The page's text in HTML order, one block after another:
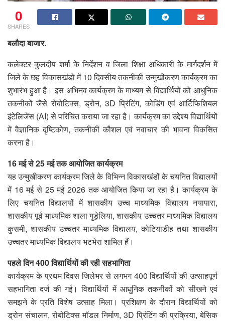
0
SHARES
बलौदा बाजार.
कलेक्टर कुलदीप शर्मा के निर्देशन व जिला शिक्षा अधिकारी के मार्गदर्शन में
जिले के छह विकासखंडों में 10 दिवसीय तकनीकी उन्मुखीकरण कार्यक्रम का
शुभारंभ हुआ है। इस अभिनव कार्यक्रम के माध्यम से विद्यार्थियों को आधुनिक
तकनीकों जैसे रोबोटिक्स, ड्रोन, 3D प्रिंटिंग, कोडिंग एवं आर्टिफिशियल
इंटेलिजेंस (AI) से परिचित कराया जा रहा है। कार्यक्रम का उद्देश्य विद्यार्थियों
में वैज्ञानिक दृष्टिकोण, तकनीकी कौशल एवं नवाचार की भावना विकसित
करना है।
16 मई से 25 मई तक आयोजित कार्यक्रम
यह उन्मुखीकरण कार्यक्रम जिले के विभिन्न विकासखंडों के चयनित विद्यालयों
में 16 मई से 25 मई 2026 तक आयोजित किया जा रहा है। कार्यक्रम के
लिए चयनित विद्यालयों में शासकीय उच्च माध्यमिक विद्यालय नयापारा,
शासकीय पूर्व माध्यमिक शाला गुड़ेलिया, शासकीय उच्चतर माध्यमिक विद्यालय
कुसमी, शासकीय उच्चतर माध्यमिक विद्यालय, कोटियाडीह तथा शासकीय
उच्चतर माध्यमिक विद्यालय भटभेरा शामिल हैं।
पहले दिन 400 विद्यार्थियों की रही सहभागिता
कार्यक्रम के प्रथम दिवस जिलेभर से लगभग 400 विद्यार्थियों की उत्साहपूर्ण
सहभागिता दर्ज की गई। विद्यार्थियों में आधुनिक तकनीकों को सीखने एवं
समझने के प्रति विशेष उत्साह मिला। प्रशिक्षण के दौरान विद्यार्थियों को
ड्रोन संचालन, रोबोटिक्स मॉडल निर्माण, 3D प्रिंटिंग की प्रक्रिया, बेसिक